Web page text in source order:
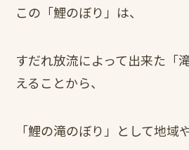
この「鯉のぼり」は、
すだれ放流によって出来た「
えることから、
「鯉の滝のぼり」として地域